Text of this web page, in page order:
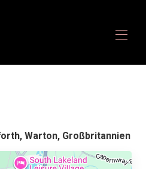
Lage
Warton, Großbritannien